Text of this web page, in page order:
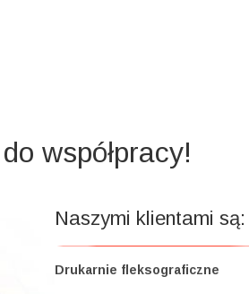
współpracy!
Naszymi klientami są:
Drukarnie fleksograficzne